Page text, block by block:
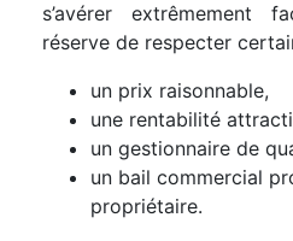
s’avérer extrêmement
réserve de respecter
un prix raisonnable,
une rentabilité
un gestionnaire de
un bail commercial
propriétaire.